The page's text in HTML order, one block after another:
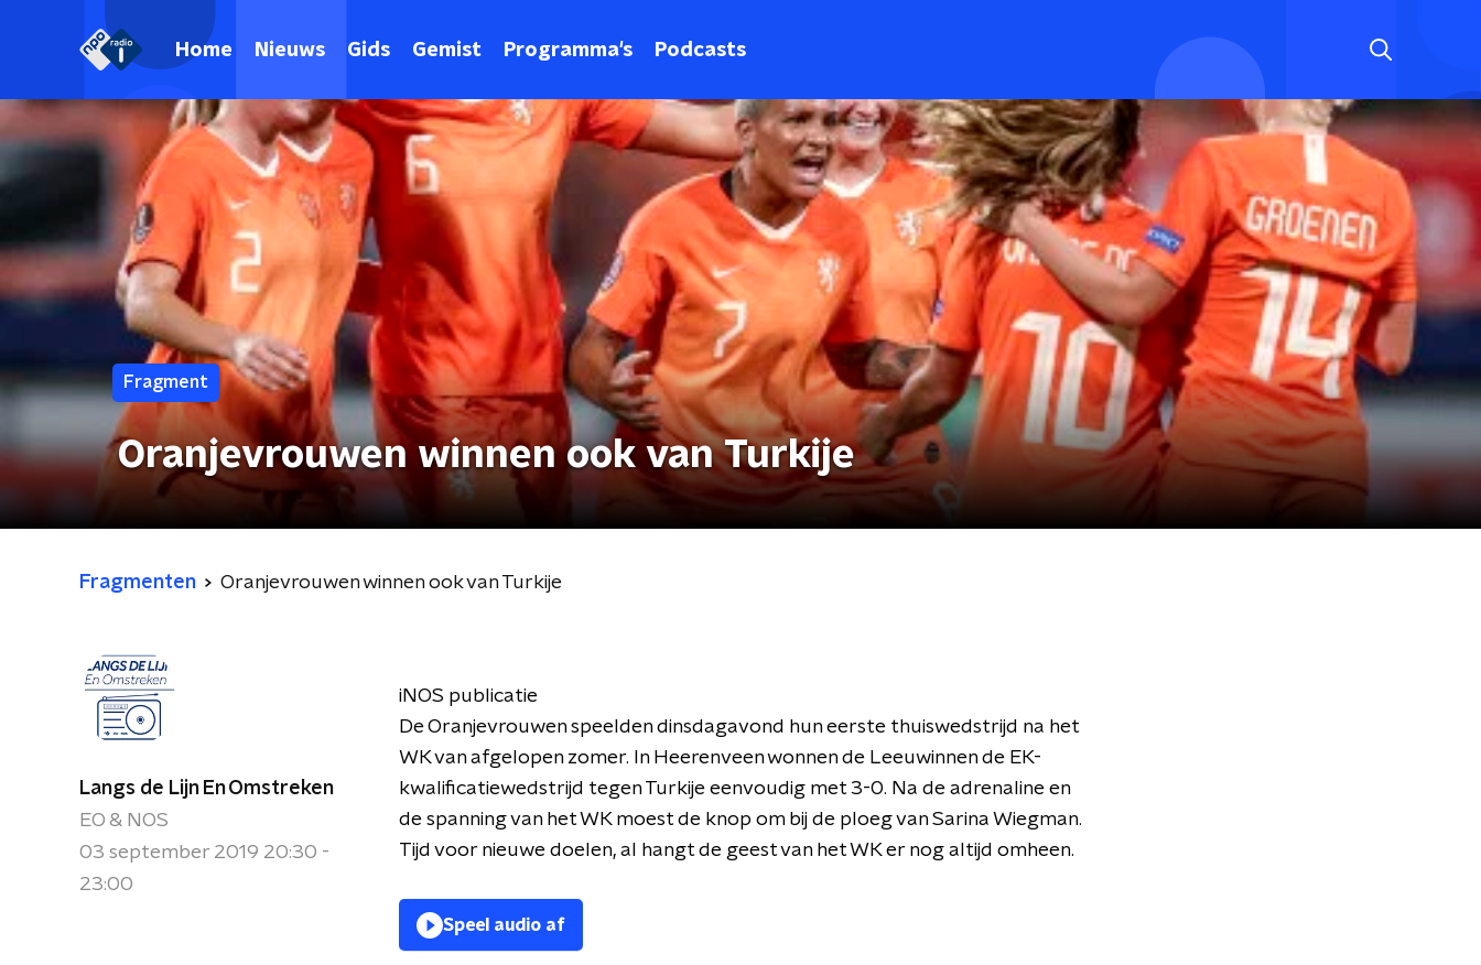
Home Nieuws Gids Gemist Programma's Podcasts
Fragment
Oranjevrouwen winnen ook van Turkije
Fragmenten Oranjevrouwen winnen ook van Turkije
Langs de Lijn En Omstreken
EO & NOS
03 september 2019 20:30 -
23:00
iNOS publicatie
De Oranjevrouwen speelden dinsdagavond hun eerste thuiswedstrijd na het
WK van afgelopen zomer. In Heerenveen wonnen de Leeuwinnen de EK-
kwalificatiewedstrijd tegen Turkije eenvoudig met 3-0. Na de adrenaline en
de spanning van het WK moest de knop om bij de ploeg van Sarina Wiegman.
Tijd voor nieuwe doelen, al hangt de geest van het WK er nog altijd omheen.
Speel audio af